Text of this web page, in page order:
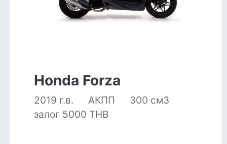
Honda Forza
2019 г.в. АКПП
300 см3
залог 5000 THB